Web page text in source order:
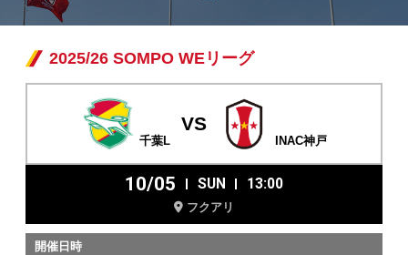
2025/26 SOMPO WEリーグ
千葉L
VS
INAC神戸
10/05 SUN 13:00
フクアリ
開催日時